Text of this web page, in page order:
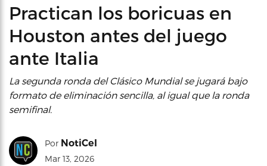
Practican los boricuas en
Houston antes del juego
ante Italia
La segunda ronda del Clásico Mundial se jugará bajo
formato de eliminación sencilla, al igual que la ronda
semifinal.
Por NotiCel
Mar 13, 2026